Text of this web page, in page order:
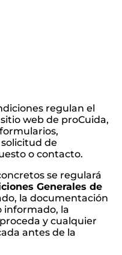
regulan el
web de proCuida,
de
o contacto.
se regulará
Generales de
la documentación
informado, la
y cualquier
antes de la